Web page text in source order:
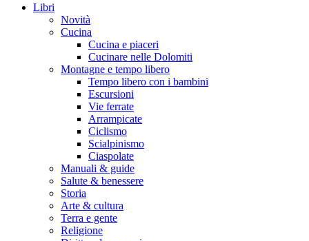
Libri
Novità
Cucina
Cucina e piaceri
Cucinare nelle Dolomiti
Montagne e tempo libero
Tempo libero con i bambini
Escursioni
Vie ferrate
Arrampicate
Ciclismo
Scialpinismo
Ciaspolate
Manuali & guide
Salute & benessere
Storia
Arte & cultura
Terra e gente
Religione